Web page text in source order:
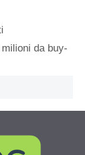
da buy-